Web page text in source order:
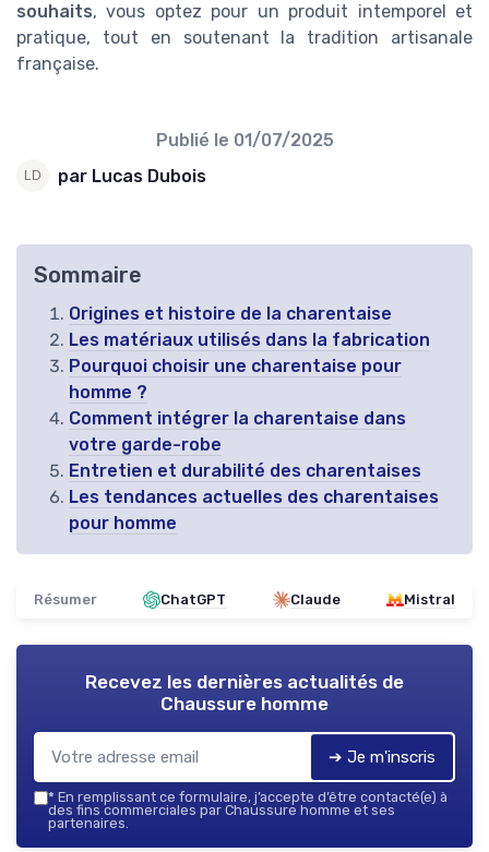
souhaits, vous optez pour un produit intemporel et
pratique, tout en soutenant la tradition artisanale
française.
Publié le 01/07/2025
par Lucas Dubois
Sommaire
Origines et histoire de la charentaise
Les matériaux utilisés dans la fabrication
Pourquoi choisir une charentaise pour
homme ?
Comment intégrer la charentaise dans
votre garde-robe
Entretien et durabilité des charentaises
Les tendances actuelles des charentaises
pour homme
Résumer ChatGPT Claude Mistral
Recevez les dernières actualités de
Chaussure homme
➔ Je m'inscris
* En remplissant ce formulaire, j’accepte d’être contacté(e) à
des fins commerciales par Chaussure homme et ses
partenaires.